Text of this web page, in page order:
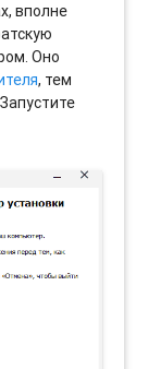
вполне
Оно
, тем